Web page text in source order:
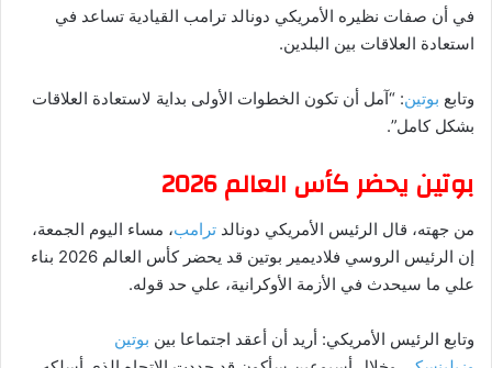
في أن صفات نظيره الأمريكي دونالد ترامب القيادية تساعد في
استعادة العلاقات بين البلدين.
وتابع بوتين: “آمل أن تكون الخطوات الأولى بداية لاستعادة العلاقات
بشكل كامل”.
بوتين يحضر كأس العالم 2026
من جهته، قال الرئيس الأمريكي دونالد ترامب، مساء اليوم الجمعة،
إن الرئيس الروسي فلاديمير بوتين قد يحضر كأس العالم 2026 بناء
علي ما سيحدث في الأزمة الأوكرانية، علي حد قوله.
وتابع الرئيس الأمريكي: أريد أن أعقد اجتماعا بين بوتين